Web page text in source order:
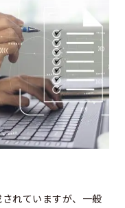
れていますが、一般